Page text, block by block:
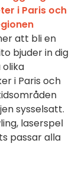
i Paris och
att bli en
bjuder in dig
i Paris och
sysselsatt.
laserspel
passar alla